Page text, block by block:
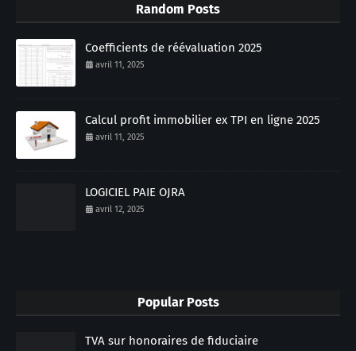
Random Posts
Coefficients de réévaluation 2025
avril 11, 2025
Calcul profit immobilier ex TPI en ligne 2025
avril 11, 2025
LOGICIEL PAIE OJRA
avril 12, 2025
Popular Posts
TVA sur honoraires de fiduciaire